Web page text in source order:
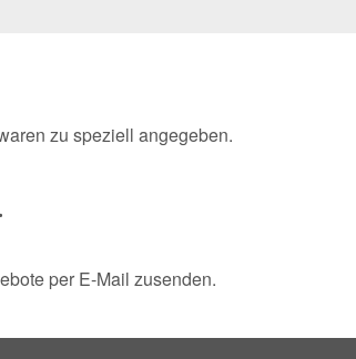
zu speziell angegeben.
per E-Mail zusenden.